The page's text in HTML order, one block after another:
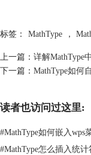
标签： MathType ，
上一篇： 详解MathType
下一篇： MathType如何
读者也访问过这里:
#MathType如何嵌入wps
#MathType怎么插入统